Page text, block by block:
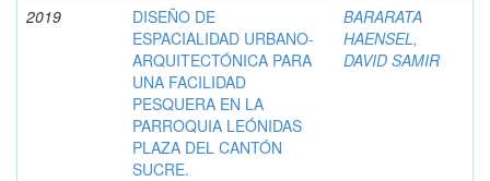
2019
DISEÑO DE
ESPACIALIDAD URBANO-
ARQUITECTÓNICA PARA
UNA FACILIDAD
PESQUERA EN LA
PARROQUIA LEÓNIDAS
PLAZA DEL CANTÓN
SUCRE.
BARARATA
HAENSEL,
DAVID SAMIR